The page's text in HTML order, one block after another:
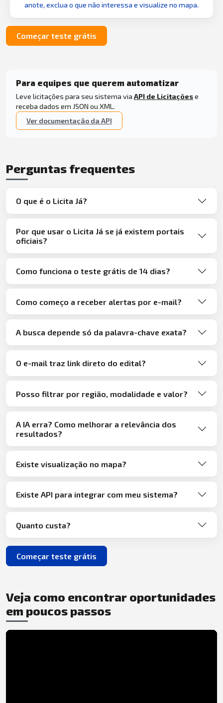
anote, exclua o que não interessa e visualize no mapa.
Começar teste grátis
Para equipes que querem automatizar
Leve licitações para seu sistema via API de Licitaçõese
receba dados em JSON ou XML.
Ver documentação da API
Perguntas frequentes
O que é o Licita Já?
Por que usar o Licita Já se já existem portais
oficiais?
Como funciona o teste grátis de 14 dias?
Como começo a receber alertas por e-mail?
A busca depende só da palavra-chave exata?
O e-mail traz link direto do edital?
Posso filtrar por região, modalidade e valor?
A IA erra? Como melhorar a relevância dos
resultados?
Existe visualização no mapa?
Existe API para integrar com meu sistema?
Quanto custa?
Começar teste grátis
Veja como encontrar oportunidades
em poucos passos